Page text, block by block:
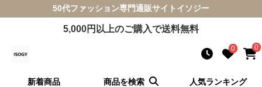
50代ファッション専門通販サイト イソジー
5,000円以上のご購入で送料無料
0 0
新着商品 商品を検索 人気ランキング